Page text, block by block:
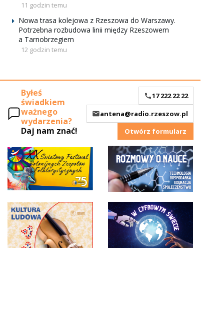
11 godzin temu
Nowa trasa kolejowa z Rzeszowa do Warszawy.
Potrzebna rozbudowa linii między Rzeszowem
a Tarnobrzegiem
12 godzin temu
Byłeś
świadkiem
ważnego
wydarzenia?
Daj nam znać!
17 222 22 22
antena@radio.rzeszow.pl
Otwórz formularz